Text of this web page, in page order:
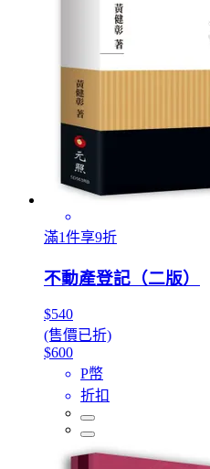
滿1件享9折
不動產登記（二版）
$540
(售價已折)
$600
P幣
折扣